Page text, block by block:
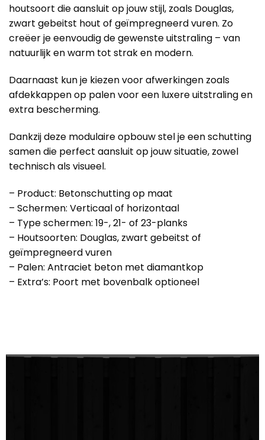
houtsoort die aansluit op jouw stijl, zoals Douglas,
zwart gebeitst hout of geïmpregneerd vuren. Zo
creëer je eenvoudig de gewenste uitstraling – van
natuurlijk en warm tot strak en modern.
Daarnaast kun je kiezen voor afwerkingen zoals
afdekkappen op palen voor een luxere uitstraling en
extra bescherming.
Dankzij deze modulaire opbouw stel je een schutting
samen die perfect aansluit op jouw situatie, zowel
technisch als visueel.
– Product: Betonschutting op maat
– Schermen: Verticaal of horizontaal
– Type schermen: 19-, 21- of 23-planks
– Houtsoorten: Douglas, zwart gebeitst of
geïmpregneerd vuren
– Palen: Antraciet beton met diamantkop
– Extra’s: Poort met bovenbalk optioneel